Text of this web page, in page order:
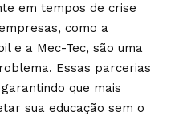
em tempos de crise
como a
e a Mec-Tec, são uma
Essas parcerias
que mais
sua educação sem o